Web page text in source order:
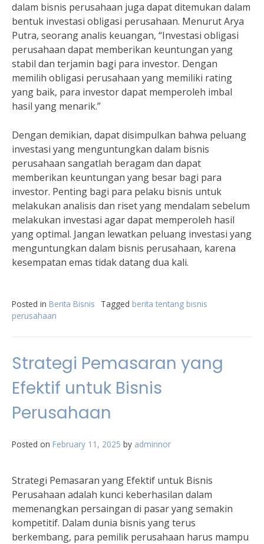
dalam bisnis perusahaan juga dapat ditemukan dalam
bentuk investasi obligasi perusahaan. Menurut Arya
Putra, seorang analis keuangan, “Investasi obligasi
perusahaan dapat memberikan keuntungan yang
stabil dan terjamin bagi para investor. Dengan
memilih obligasi perusahaan yang memiliki rating
yang baik, para investor dapat memperoleh imbal
hasil yang menarik.”
Dengan demikian, dapat disimpulkan bahwa peluang
investasi yang menguntungkan dalam bisnis
perusahaan sangatlah beragam dan dapat
memberikan keuntungan yang besar bagi para
investor. Penting bagi para pelaku bisnis untuk
melakukan analisis dan riset yang mendalam sebelum
melakukan investasi agar dapat memperoleh hasil
yang optimal. Jangan lewatkan peluang investasi yang
menguntungkan dalam bisnis perusahaan, karena
kesempatan emas tidak datang dua kali.
Posted in Berita Bisnis Tagged berita tentang bisnis
perusahaan
Strategi Pemasaran yang
Efektif untuk Bisnis
Perusahaan
Posted on February 11, 2025 by adminnor
Strategi Pemasaran yang Efektif untuk Bisnis
Perusahaan adalah kunci keberhasilan dalam
memenangkan persaingan di pasar yang semakin
kompetitif. Dalam dunia bisnis yang terus
berkembang, para pemilik perusahaan harus mampu